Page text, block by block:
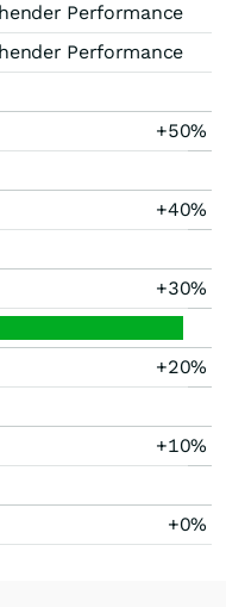
Performance
Performance
+50%
+40%
+30%
+20%
+10%
+0%